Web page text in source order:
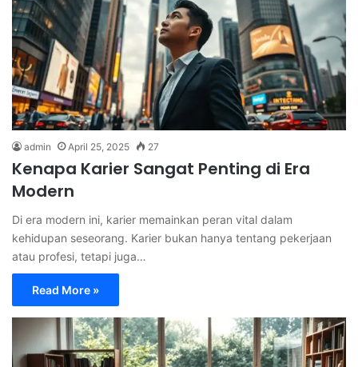
admin April 25, 2025 27
Kenapa Karier Sangat Penting di Era
Modern
Di era modern ini, karier memainkan peran vital dalam
kehidupan seseorang. Karier bukan hanya tentang pekerjaan
atau profesi, tetapi juga…
Read More »